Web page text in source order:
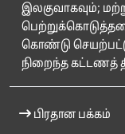
இலகுவாகவும்;
கொண்டு
நிறைந்த கட்டணத்
பிரதான பக்கம்